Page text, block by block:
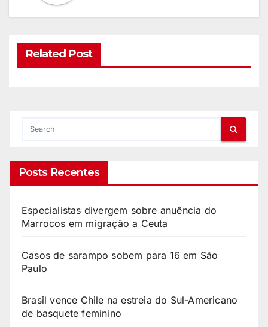
Related Post
Posts Recentes
Especialistas divergem sobre anuência do
Marrocos em migração a Ceuta
Casos de sarampo sobem para 16 em São
Paulo
Brasil vence Chile na estreia do Sul-Americano
de basquete feminino